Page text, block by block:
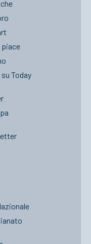
piace
Today